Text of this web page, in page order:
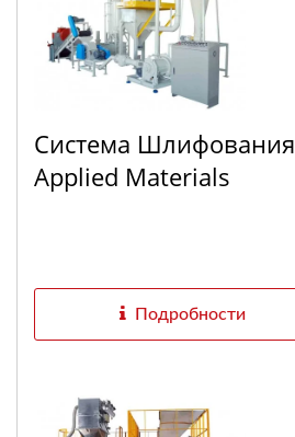
Система Шлифования
Applied Materials
Подробности